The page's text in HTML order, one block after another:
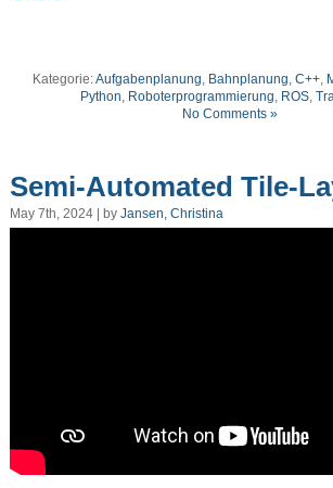
Kategorie:Aufgabenplanung, Bahnplanung,C++,
Python, Roboterprogrammierung, ROS,
No Comments »
Semi-Automated Tile-
May 7th, 2024 | by Jansen, Christina